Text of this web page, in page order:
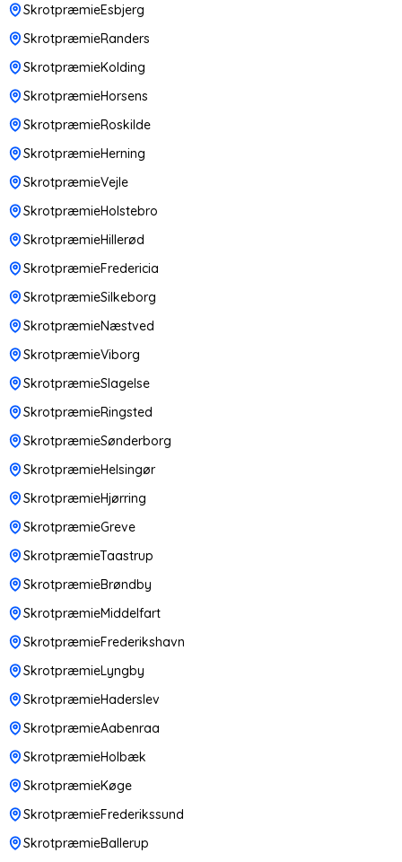
SkrotpræmieEsbjerg
SkrotpræmieRanders
SkrotpræmieKolding
SkrotpræmieHorsens
SkrotpræmieRoskilde
SkrotpræmieHerning
SkrotpræmieVejle
SkrotpræmieHolstebro
SkrotpræmieHillerød
SkrotpræmieFredericia
SkrotpræmieSilkeborg
SkrotpræmieNæstved
SkrotpræmieViborg
SkrotpræmieSlagelse
SkrotpræmieRingsted
SkrotpræmieSønderborg
SkrotpræmieHelsingør
SkrotpræmieHjørring
SkrotpræmieGreve
SkrotpræmieTaastrup
SkrotpræmieBrøndby
SkrotpræmieMiddelfart
SkrotpræmieFrederikshavn
SkrotpræmieLyngby
SkrotpræmieHaderslev
SkrotpræmieAabenraa
SkrotpræmieHolbæk
SkrotpræmieKøge
SkrotpræmieFrederikssund
SkrotpræmieBallerup